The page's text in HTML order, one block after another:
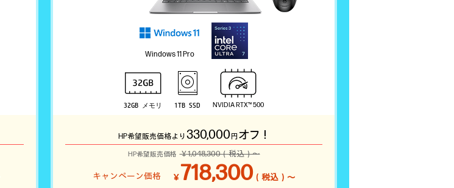
Windows 11 Pro
32GB メモリ 1TB SSD NVIDIA RTX™ 500
HP希望販売価格より330,000円 オフ！
HP希望販売価格 ￥1,048,300（税込）～
￥718,300（税込）～